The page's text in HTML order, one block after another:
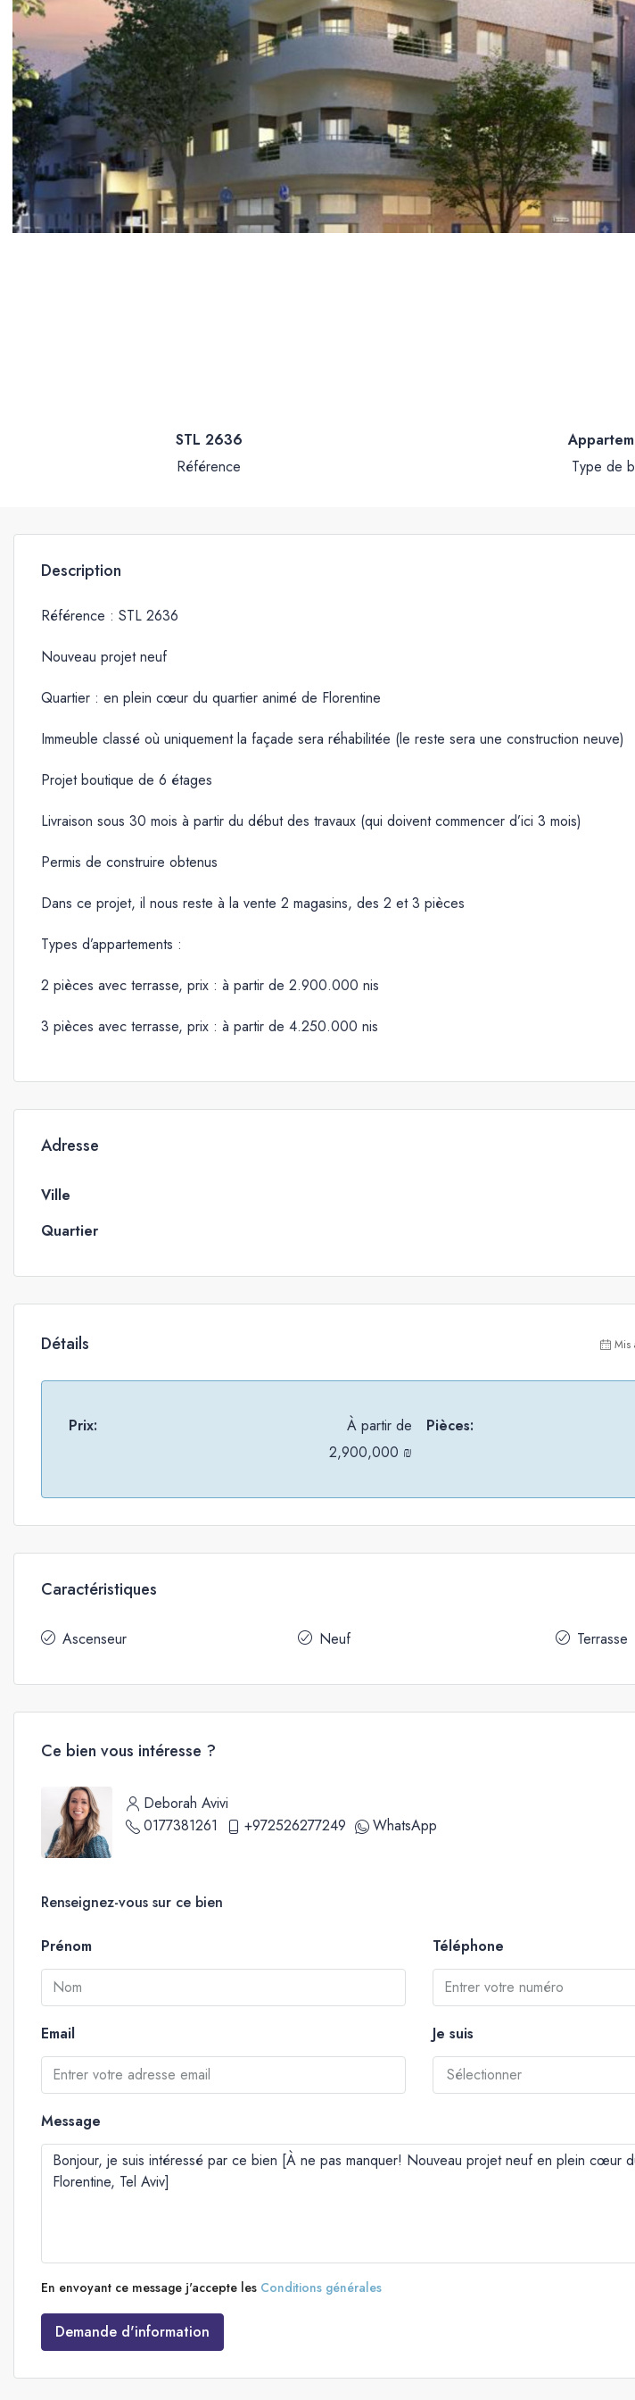
STL 2636
Référence
Type de
Description
Référence : STL 2636
Nouveau projet neuf
Quartier : en plein cœur du quartier animé de Florentine
Immeuble classé où uniquement la façade sera réhabilitée (le reste sera une construction neuve)
Projet boutique de 6 étages
Livraison sous 30 mois à partir du début des travaux (qui doivent commencer d’ici 3 mois)
Permis de construire obtenus
Dans ce projet, il nous reste à la vente 2 magasins, des 2 et 3 pièces
Types d’appartements :
2 pièces avec terrasse, prix : à partir de 2.900.000 nis
3 pièces avec terrasse, prix : à partir de 4.250.000 nis
Adresse
Ville
Quartier
Détails Mis
Prix:
À partir de
2,900,000 ₪
Pièces:
Caractéristiques
Ascenseur Neuf Terrasse
Ce bien vous intéresse ?
Deborah Avivi
0177381261
+972526277249 WhatsApp
Renseignez-vous sur ce bien
Prénom Téléphone
Email
Je suis
Sélectionner
Message
En envoyant ce message j'accepte les Conditions générales
Demande d'information